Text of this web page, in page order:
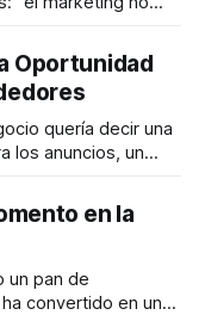
Durante
el especialista en
Oportunidad
quería decir una
los anuncios, un
digital
para atender
persona
en la
un pan de
convertido en uno